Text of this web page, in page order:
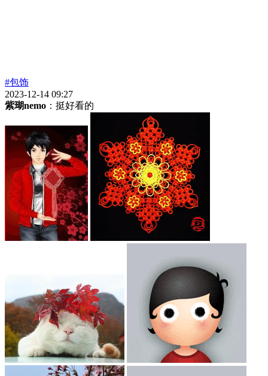
#包饰
2023-12-14 09:27
紫瑚nemo ：挺好看的